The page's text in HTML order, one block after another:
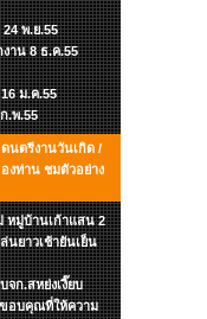
พ.ย.55
าน 8 ธ.ค.55
ม.ค.55
.พ.55
นตรีงานวันเกิด /
งท่าน ชมตัวอย่าง
หมู่บ้านเก้าแสน 2
นยาวเช้ายันเย็น
ก.สหย่งเงี๊ยบ
อบคุณที่ให้ความ